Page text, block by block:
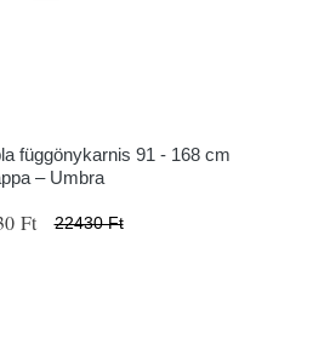
függönykarnis 91 - 168 cm
– Umbra
Ft 22430 Ft